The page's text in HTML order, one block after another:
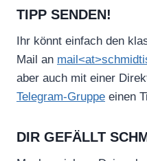
TIPP SENDEN!
Ihr könnt einfach den
Mail an
aber auch mit einer
Telegram-Gruppe einen
DIR GEFÄLLT